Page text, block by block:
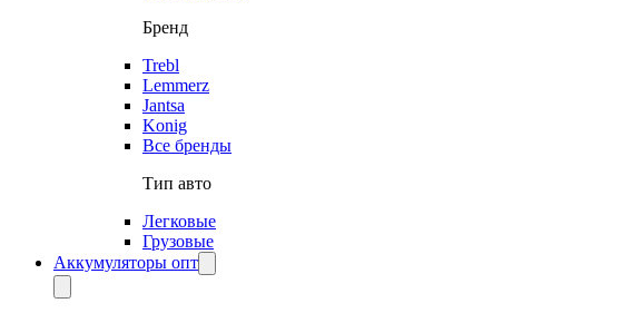
Бренд
Trebl
Lemmerz
Jantsa
Konig
Все бренды
Тип авто
Легковые
Грузовые
Аккумуляторы опт